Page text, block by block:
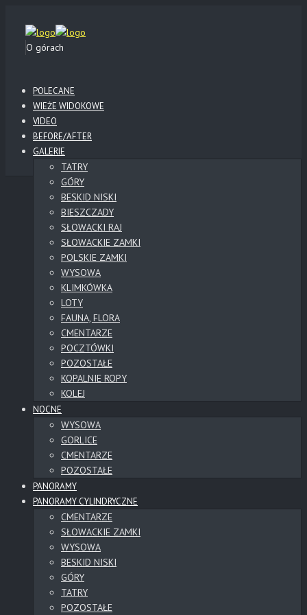
O górach
POLECANE
WIEŻE WIDOKOWE
VIDEO
BEFORE/AFTER
GALERIE
TATRY
GÓRY
BESKID NISKI
BIESZCZADY
SŁOWACKI RAJ
SŁOWACKIE ZAMKI
POLSKIE ZAMKI
WYSOWA
KLIMKÓWKA
LOTY
FAUNA, FLORA
CMENTARZE
POCZTÓWKI
POZOSTAŁE
KOPALNIE ROPY
KOLEJ
NOCNE
WYSOWA
GORLICE
CMENTARZE
POZOSTAŁE
PANORAMY
PANORAMY CYLINDRYCZNE
CMENTARZE
SŁOWACKIE ZAMKI
WYSOWA
BESKID NISKI
GÓRY
TATRY
POZOSTAŁE